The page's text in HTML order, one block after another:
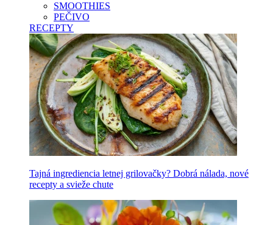
SMOOTHIES
PEČIVO
RECEPTY
Tajná ingrediencia letnej grilovačky? Dobrá nálada, nové
recepty a svieže chute